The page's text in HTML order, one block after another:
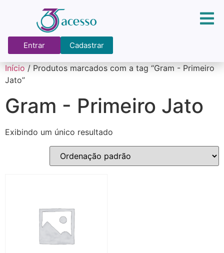
Entrar Cadastrar
Início / Produtos marcados com a tag “Gram - Primeiro
Jato”
Gram - Primeiro Jato
Exibindo um único resultado